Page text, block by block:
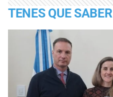
TENES QUE SABER